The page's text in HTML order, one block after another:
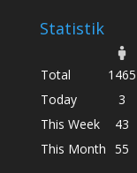
Statistik
Total 1465
Today
3
This Week
43
This Month 55